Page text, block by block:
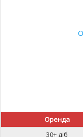
Оренда
30+ діб